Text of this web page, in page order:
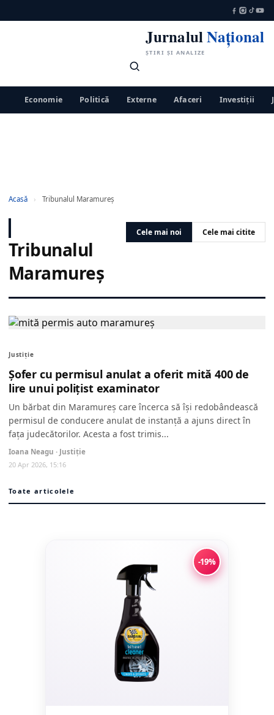
JurnalulNațional
ȘTIRI ȘI ANALIZE
Economie Politică Externe Afaceri Investiții
Acasă › Tribunalul Maramureș
Tribunalul
Maramureș
Cele mai noi Cele mai citite
Justiţie
Șofer cu permisul anulat a oferit mită 400 de
lire unui polițist examinator
Un bărbat din Maramureș care încerca să își redobândească
permisul de conducere anulat de instanță a ajuns direct în
fața judecătorilor. Acesta a fost trimis...
Ioana Neagu · Justiţie
20 Apr 2026, 15:16
Toate articolele
-19%